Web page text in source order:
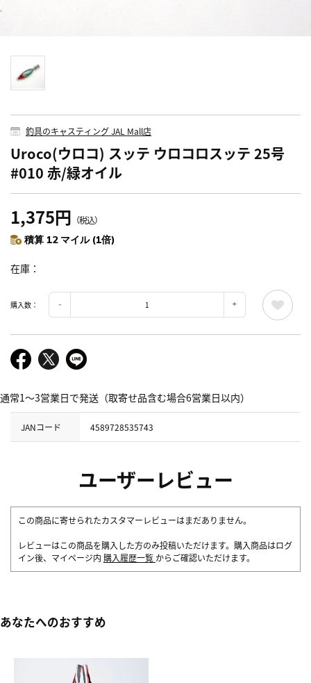
釣具のキャスティング JAL Mall店
Uroco(ウロコ) スッテ ウロコロスッテ 25号
#010 赤/緑オイル
1,375円 （税込）
積算 12 マイル (1倍)
在庫
購入数：
通常1～3営業日で発送（取寄せ品含む場合6営業日以内）
JANコード 4589728535743
ユーザーレビュー
この商品に寄せられたカスタマーレビューはまだありません。
レビューはこの商品を購入した方のみ投稿いただけます。購入商品はログ
イン後、マイページ内 購入履歴一覧 からご確認いただけます。
あなたへのおすすめ